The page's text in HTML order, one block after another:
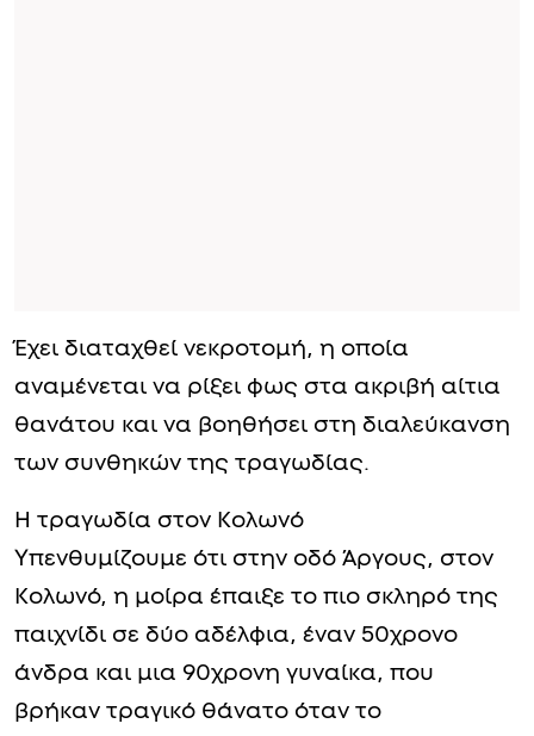
Έχει διαταχθεί νεκροτομή, η οποία
αναμένεται να ρίξει φως στα ακριβή αίτια
θανάτου και να βοηθήσει στη διαλεύκανση
των συνθηκών της τραγωδίας.
Η τραγωδία στον Κολωνό
Υπενθυμίζουμε ότι στην οδό Άργους, στον
Κολωνό, η μοίρα έπαιξε το πιο σκληρό της
παιχνίδι σε δύο αδέλφια, έναν 50χρονο
άνδρα και μια 90χρονη γυναίκα, που
βρήκαν τραγικό θάνατο όταν το